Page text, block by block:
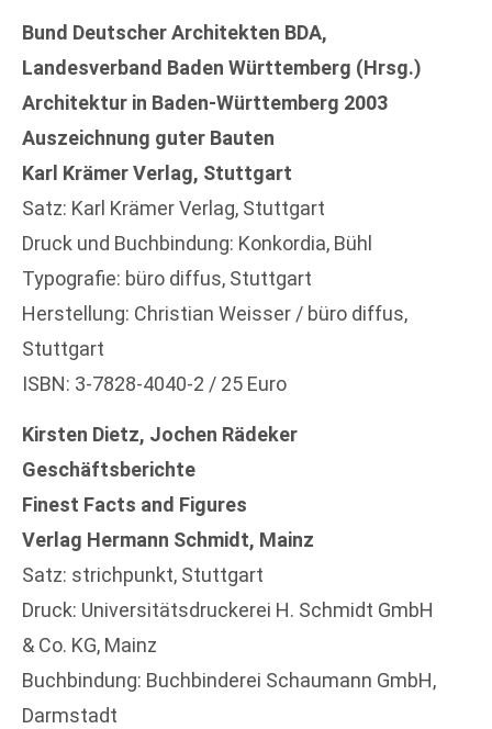
Bund Deutscher Architekten BDA,
Landesverband Baden Württemberg (Hrsg.)
Architektur in Baden-Württemberg 2003
Auszeichnung guter Bauten
Karl Krämer Verlag, Stuttgart
Satz: Karl Krämer Verlag, Stuttgart
Druck und Buchbindung: Konkordia, Bühl
Typografie: büro diffus, Stuttgart
Herstellung: Christian Weisser / büro diffus,
Stuttgart
ISBN: 3-7828-4040-2 / 25 Euro
Kirsten Dietz, Jochen Rädeker
Geschäftsberichte
Finest Facts and Figures
Verlag Hermann Schmidt, Mainz
Satz: strichpunkt, Stuttgart
Druck: Universitätsdruckerei H. Schmidt GmbH
& Co. KG, Mainz
Buchbindung: Buchbinderei Schaumann GmbH,
Darmstadt